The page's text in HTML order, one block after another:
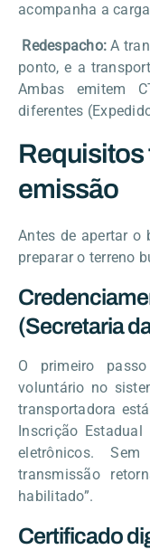
acompanha a
Redespacho: A
ponto, e a
Ambas emitem
diferentes
Requisitos
emissão
Antes de apertar o
preparar o terreno
(Secretaria
O primeiro
voluntário no
transportadora
Inscrição
eletrônicos.
transmissão
habilitado”.
Certificado